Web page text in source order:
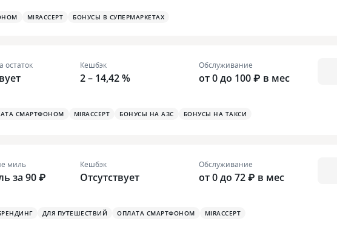
MIRACCEPT БОНУСЫ В СУПЕРМАРКЕТАХ
остаток Кешбэк
2 – 14,42 %
Обслуживание
от 0 до 100 ₽ в мес
СМАРТФОНОМ MIRACCEPT БОНУСЫ НА АЗС
БОНУСЫ НА ТАКСИ
миль
за 90 ₽
Кешбэк
Отсутствует
Обслуживание
от 0 до 72 ₽ в мес
ДЛЯ ПУТЕШЕСТВИЙ ОПЛАТА СМАРТФОНОМ
MIRACCEPT